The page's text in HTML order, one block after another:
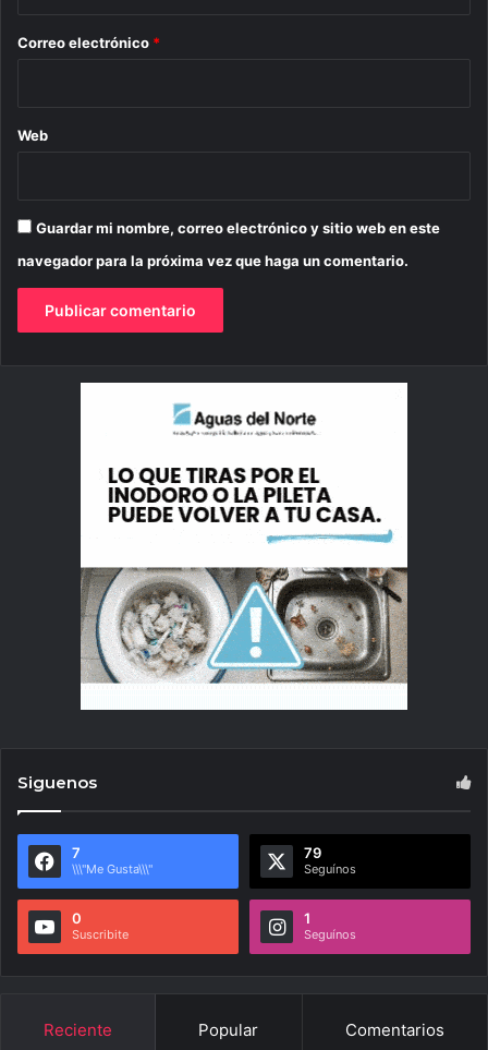
*
Correo electrónico *
Web
Guardar mi nombre, correo electrónico y sitio web en este
navegador para la próxima vez que haga un comentario.
Siguenos
7
\\\"Me Gusta\\\"
79
Seguínos
0
Suscribite
1
Seguínos
Reciente Popular Comentarios